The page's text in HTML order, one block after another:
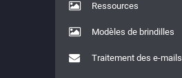
Ressources
Modèles de brindilles
Traitement des e-mails